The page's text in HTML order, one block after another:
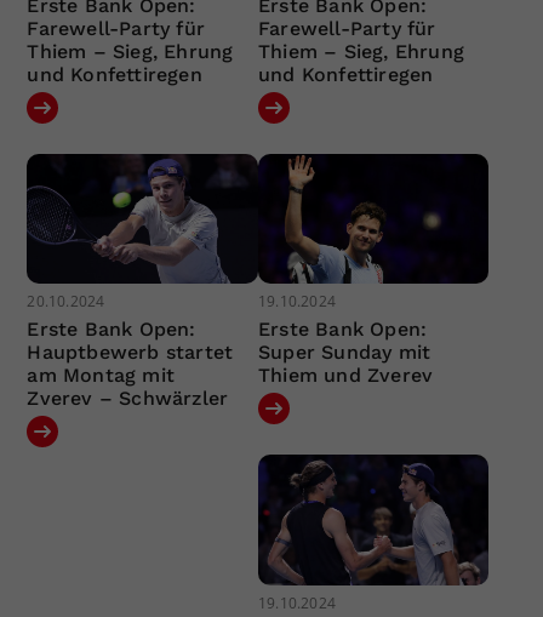
Erste Bank Open:
Farewell-Party für
Thiem – Sieg, Ehrung
und Konfettiregen
Erste Bank Open:
Farewell-Party für
Thiem – Sieg, Ehrung
und Konfettiregen
20.10.2024
Erste Bank Open:
Hauptbewerb startet
am Montag mit
Zverev – Schwärzler
19.10.2024
Erste Bank Open:
Super Sunday mit
Thiem und Zverev
19.10.2024